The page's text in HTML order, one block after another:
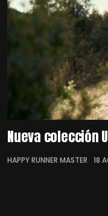
Nueva colección
HAPPY RUNNER MASTER 18